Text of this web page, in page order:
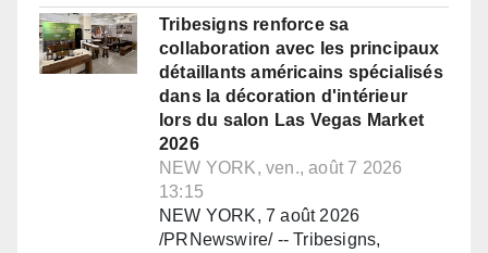
Tribesigns renforce sa
collaboration avec les principaux
détaillants américains spécialisés
dans la décoration d'intérieur
lors du salon Las Vegas Market
2026
NEW YORK, ven., août 7 2026
13:15
NEW YORK, 7 août 2026
/PRNewswire/ -- Tribesigns,